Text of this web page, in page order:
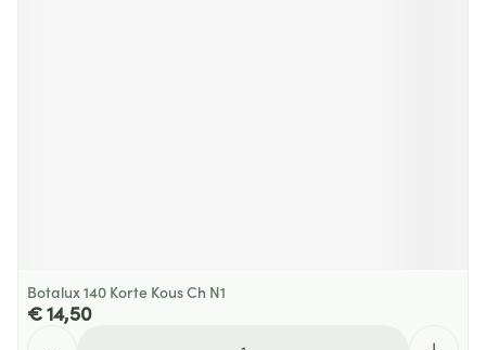
Botalux 140 Korte Kous Ch N1
€ 14,50